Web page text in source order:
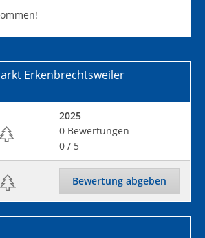
Erkenbrechtsweiler
2025
0 Bewertungen
0 / 5
Bewertung abgeben